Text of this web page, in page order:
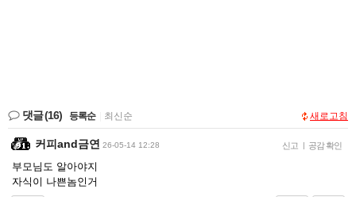
댓글(16) 등록순 최신순 새로고침
커피and금연 26-05-14 12:28 신고 | 공감 확인
부모님도 알아야지
자식이 나쁜놈인거